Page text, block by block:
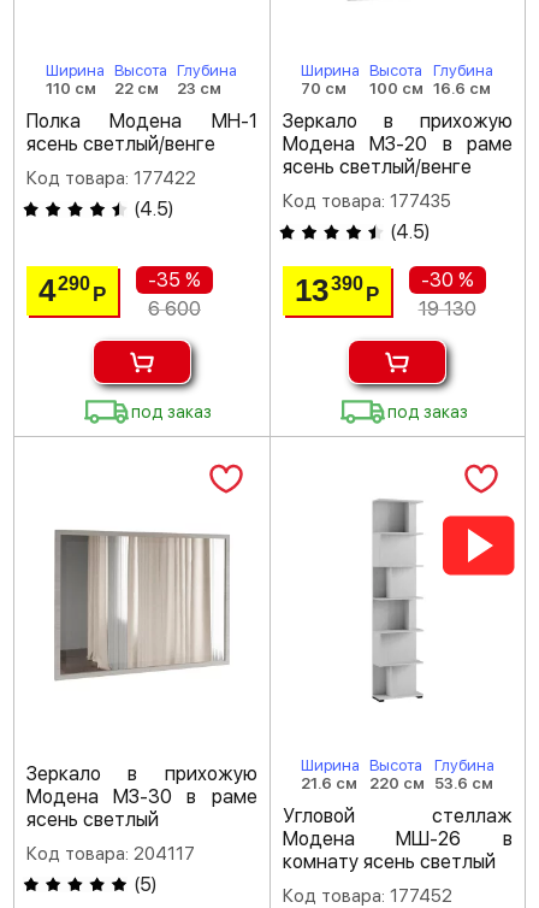
Ширина
110 см
Высота
22 см
Глубина
23 см
Полка Модена МН-1
ясень светлый/венге
Код товара: 177422
(4.5)
4290Р
-35 %
6 600
под заказ
Ширина
70 см
Высота
100 см
Глубина
16.6 см
Зеркало в прихожую
Модена МЗ-20 в раме
ясень светлый/венге
Код товара: 177435
(4.5)
13390 Р
-30 %
19 130
под заказ
Зеркало в прихожую
Модена МЗ-30 в раме
ясень светлый
Код товара: 204117
(5)
Ширина
21.6 см
Высота
220 см
Глубина
53.6 см
Угловой стеллаж
Модена МШ-26 в
комнату ясень светлый
Код товара: 177452